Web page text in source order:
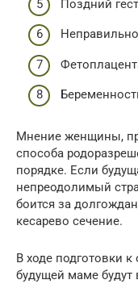
Поздний
Мнение женщины,
способа
порядке. Если
непреодолимый
боится за
кесарево сечение.
В ходе подготовки
будущей маме